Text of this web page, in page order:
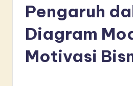
Pengaruh
Diagram
Motivasi